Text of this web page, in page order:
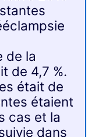
de la
de 4,7 %.
était de
étaient
cas et la
dans